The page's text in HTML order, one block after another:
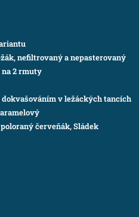
nefiltrovaný a nepasterovaný
2 rmuty
dokvašováním v ležáckých tancích
červeňák, Sládek